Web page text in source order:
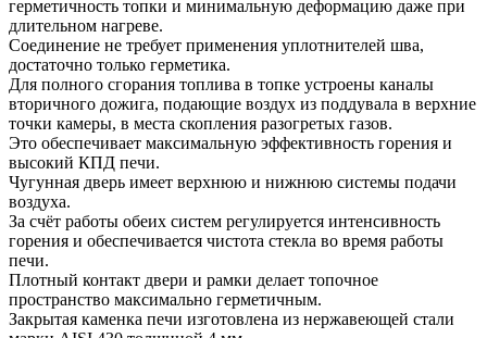
герметичность топки и минимальную деформацию даже при
длительном нагреве.
Соединение не требует применения уплотнителей шва,
достаточно только герметика.
Для полного сгорания топлива в топке устроены каналы
вторичного дожига, подающие воздух из поддувала в верхние
точки камеры, в места скопления разогретых газов.
Это обеспечивает максимальную эффективность горения и
высокий КПД печи.
Чугунная дверь имеет верхнюю и нижнюю системы подачи
воздуха.
За счёт работы обеих систем регулируется интенсивность
горения и обеспечивается чистота стекла во время работы
печи.
Плотный контакт двери и рамки делает топочное
пространство максимально герметичным.
Закрытая каменка печи изготовлена из нержавеющей стали